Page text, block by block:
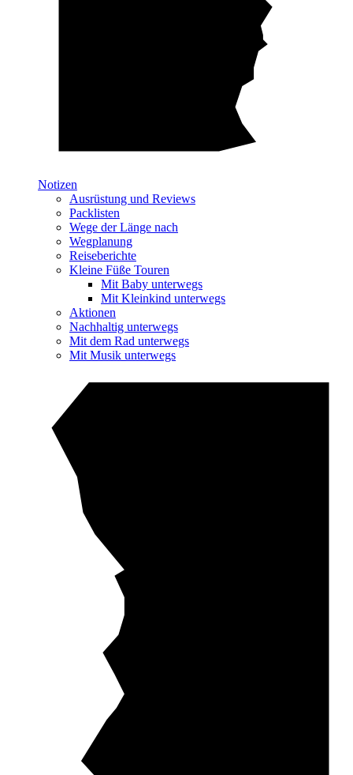
Notizen
Ausrüstung und Reviews
Packlisten
Wege der Länge nach
Wegplanung
Reiseberichte
Kleine Füße Touren
Mit Baby unterwegs
Mit Kleinkind unterwegs
Aktionen
Nachhaltig unterwegs
Mit dem Rad unterwegs
Mit Musik unterwegs